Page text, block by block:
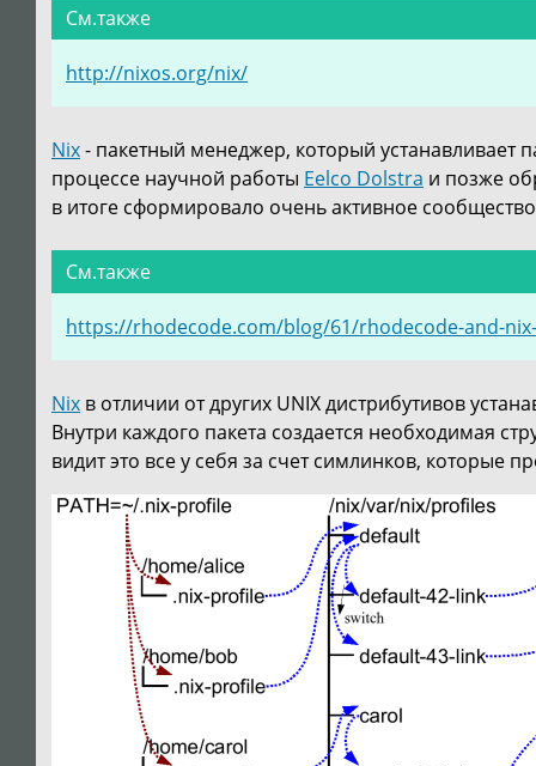
См.также
http://nixos.org/nix/
Nix- пакетный менеджер, который устанавливает
процессе научной работы Eelco Dolstra и позже
в итоге сформировало очень активное
См.также
https://rhodecode.com/blog/61/rhodecode-and-
Nix в отличии от других UNIX дистрибутивов
Внутри каждого пакета создается необходимая
видит это все у себя за счет симлинков, которые